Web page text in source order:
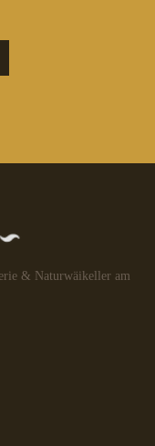
& Naturwäikeller am